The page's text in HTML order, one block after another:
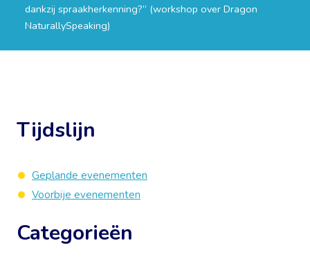
dankzij spraakherkenning?” (workshop over Dragon
NaturallySpeaking)
Tijdslijn
Geplande evenementen
Voorbije evenementen
Categorieën